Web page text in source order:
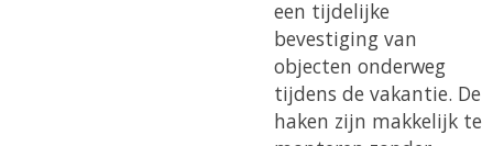
een tijdelijke
bevestiging van
objecten onderweg
tijdens de vakantie. De
haken zijn makkelijk te